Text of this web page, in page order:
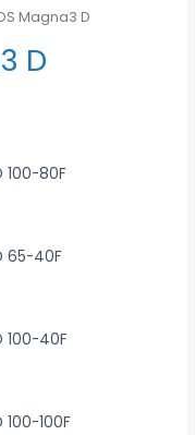
Magna3 D
D
100-80F
65-40F
100-40F
100-100F